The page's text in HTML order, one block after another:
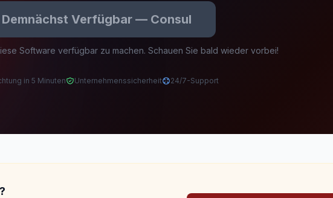
Demnächst Verfügbar — Consul
Software verfügbar zu machen. Schauen Sie bald wieder vorbei!
in 5 Minuten Unternehmenssicherheit 24/7-Support